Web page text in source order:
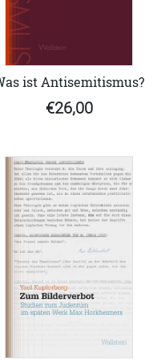
ist Antisemitismus?
€26,00